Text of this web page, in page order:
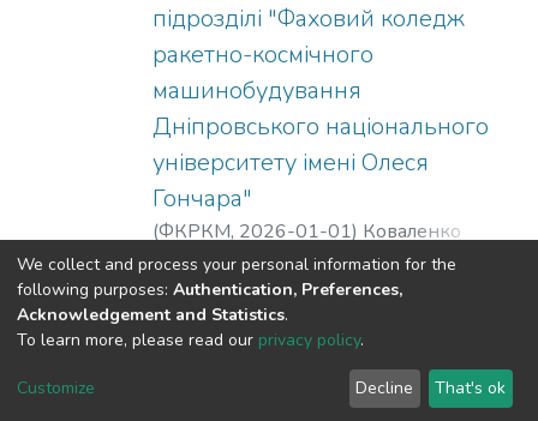
підрозділі "Фаховий коледж
ракетно-космічного
машинобудування
Дніпровського національного
університету імені Олеся
Гончара"
(ФКРКМ, 2026-01-01) Коваленко
Олександр Сергійович;Чурсін
Володимир Тимофійович;Михайлова
Валерія Олександрівна
Станіславівна
Show more
DSpace software copyright © 2002-2026
Cookie
End User
Agreement
Send
Feedback
We collect and process your personal information for the
following purposes: Authentication, Preferences,
Acknowledgement and Statistics.
To learn more, please read our privacy policy.
Customize Decline That's ok